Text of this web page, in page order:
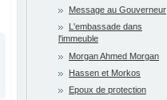
Message au Gouverneur
L'embassade dans
l'immeuble
Morgan Ahmed Morgan
Hassen et Morkos
Epoux de protection